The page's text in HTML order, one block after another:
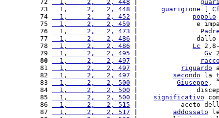
72
  1,     2,   2, 448
73
  1,     2,   2, 448
guarigione
74
  1,     2,   2, 452
popolo
75
  1,     2,   2, 459
|               e
76
  1,     2,   2, 473
77
  1,     2,   2, 486
|
78
  1,     2,   2, 486
Lc
79
  1,     2,   2, 495
Gv
80
  1,     2,   2, 497
81
  1,     2,   2, 497
riguardo
82
  1,     2,   2, 497
secondo la
83
  1,     2,   2, 500
Giuseppe ,
84
  1,     2,   2, 500
|
85
  1,     2,   2, 500
significativo
86
  1,     2,   2, 515
|           aceto
87
  1,     2,   2, 517
addossato